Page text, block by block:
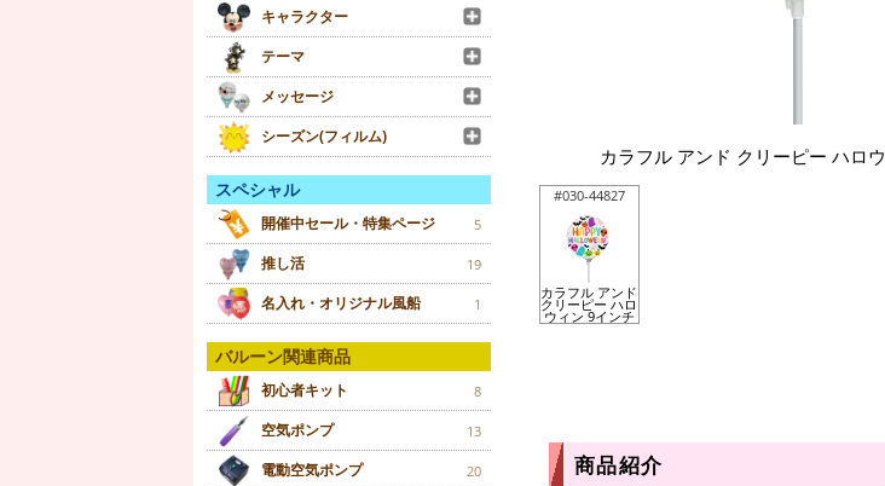
キャラクター
テーマ
メッセージ
シーズン(フィルム)
スペシャル
開催中セール・特集ページ 5
推し活 19
名入れ・オリジナル風船 1
バルーン関連商品
初心者キット 8
空気ポンプ 13
電動空気ポンプ 20
カラフル アンド クリーピー ハロ
#030-44827
カラフル アンド
クリーピー ハロ
ウィン 9インチ
商品紹介